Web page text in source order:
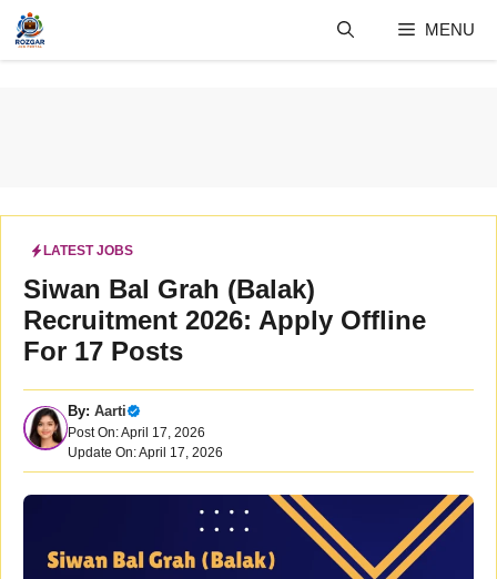
Skip
content
MENU
LATEST JOBS
Siwan Bal Grah (Balak)
Recruitment 2026: Apply Offline
For 17 Posts
By: Aarti
Post On: April 17, 2026
Update On: April 17, 2026